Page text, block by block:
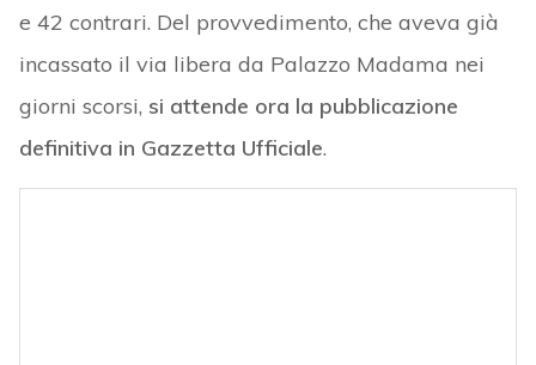
e 42 contrari. Del provvedimento, che aveva già
incassato il via libera da Palazzo Madama nei
giorni scorsi, si attende ora la pubblicazione
definitiva in Gazzetta Ufficiale.